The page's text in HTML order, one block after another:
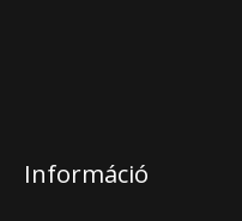
Információ